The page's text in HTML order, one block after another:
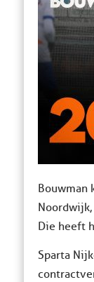
Bouwman
Die heeft
Sparta